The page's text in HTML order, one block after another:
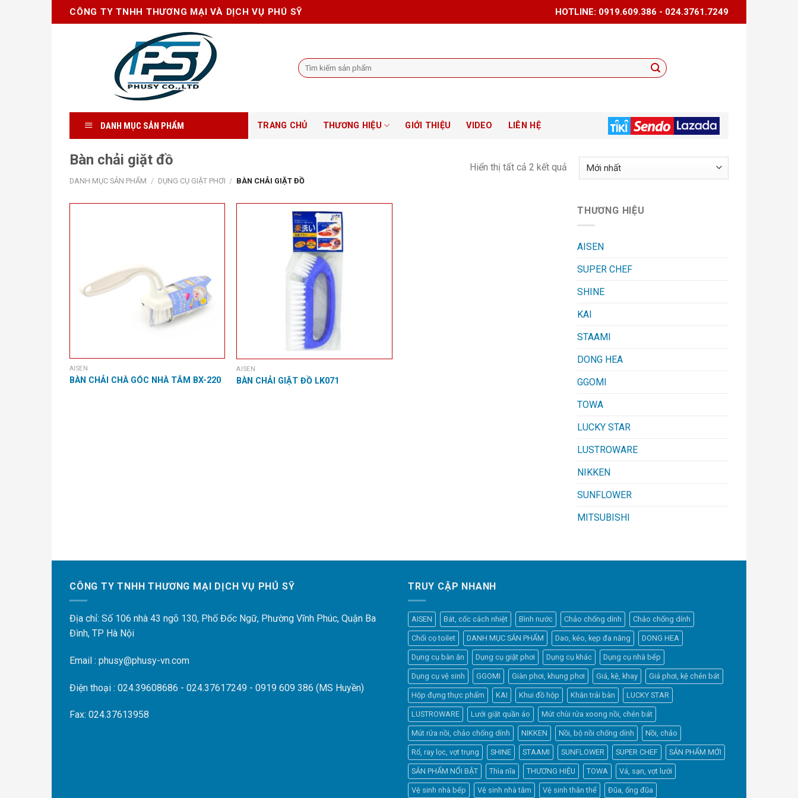
to
CÔNG TY TNHH THƯƠNG MẠI VÀ DỊCH VỤ PHÚ SỸ HOTLINE: 0919.609.386 - 024.3761.7249
Tìm
kiếm:
DANH MỤC SẢN PHẨM TRANG CHỦ THƯƠNG HIỆU GIỚI THIỆU VIDEO LIÊN HỆ
Bàn chải giặt đồ
DANH MỤC SẢN PHẨM / DỤNG CỤ GIẶT PHƠI / BÀN CHẢI GIẶT ĐỒ
Hiển thị tất cả 2 kết quả
AISEN
BÀN CHẢI CHÀ GÓC NHÀ TẮM BX-220
AISEN
BÀN CHẢI GIẶT ĐỒ LK071
THƯƠNG HIỆU
AISEN
SUPER CHEF
SHINE
KAI
STAAMI
DONG HEA
GGOMI
TOWA
LUCKY STAR
LUSTROWARE
NIKKEN
SUNFLOWER
MITSUBISHI
CÔNG TY TNHH THƯƠNG MẠI DỊCH VỤ PHÚ SỸ
Địa chỉ: Số 106 nhà 43 ngõ 130, Phố Đốc Ngữ, Phường Vĩnh Phúc, Quận Ba
Đình, TP Hà Nội
Email : phusy@phusy-vn.com
Điện thoại : 024.39608686 - 024.37617249 - 0919 609 386 (MS Huyền)
Fax: 024.37613958
TRUY CẬP NHANH
AISEN Bát, cốc cách nhiệt Bình nước Chảo chống dính Chảo chống dính
Chổi cọ toilet DANH MỤC SẢN PHẨM Dao, kéo, kẹp đa năng DONG HEA
Dụng cụ bàn ăn Dụng cụ giặt phơi Dụng cụ khác Dụng cụ nhà bếp
Dụng cụ vệ sinh GGOMI Giàn phơi, khung phơi Giá, kệ, khay Giá phơi, kệ chén bát
Hộp đựng thực phẩm KAI Khui đồ hộp Khăn trải bàn LUCKY STAR
LUSTROWARE Lưới giặt quần áo Mút chùi rửa xoong nồi, chén bát
Mút rửa nồi, chảo chống dính NIKKEN Nồi, bộ nồi chống dính Nồi, chảo
Rổ, ray lọc, vợt trụng SHINE STAAMI SUNFLOWER SUPER CHEF SẢN PHẨM MỚI
SẢN PHẨM NỔI BẬT Thìa nĩa THƯƠNG HIỆU TOWA Vá, sạn, vợt lưới
Vệ sinh nhà bếp Vệ sinh nhà tắm Vệ sinh thân thể Đũa, ống đũa
Elfsight
Typically replies within a day
17:17